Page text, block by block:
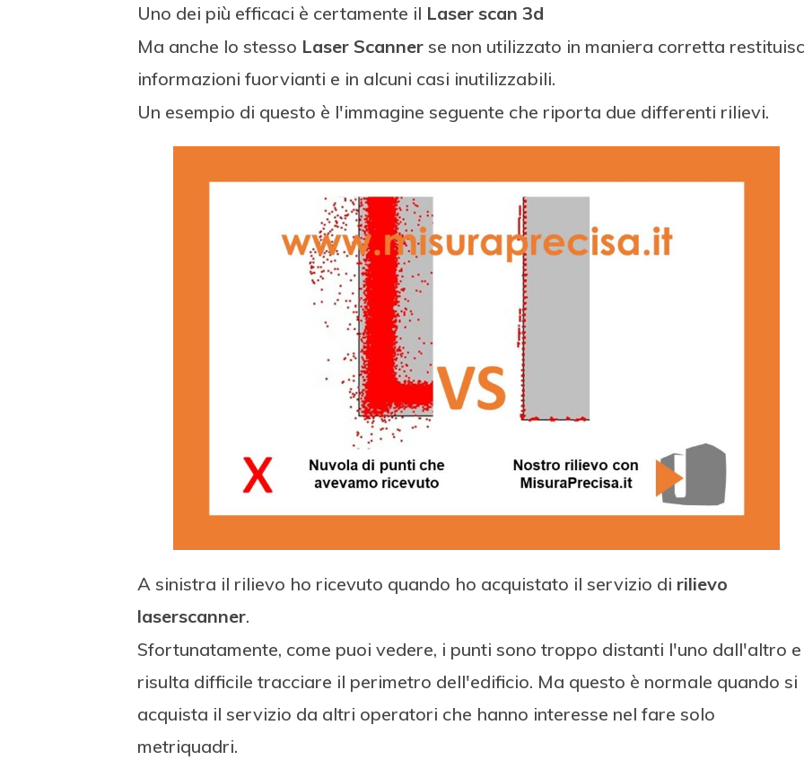
Uno dei più efficaci è certamente il Laser scan 3d
Ma anche lo stesso Laser Scannerse non utilizzato in maniera corretta
informazioni fuorvianti e in alcuni casi inutilizzabili.
Un esempio di questo è l'immagine seguente che riporta due differenti rilievi.
A sinistra il rilievo ho ricevuto quando ho acquistato il servizio di rilievo
laserscanner.
Sfortunatamente, come puoi vedere, i punti sono troppo distanti l'uno dall'altro e
risulta difficile tracciare il perimetro dell'edificio. Ma questo è normale quando si
acquista il servizio da altri operatori che hanno interesse nel fare solo
metriquadri.